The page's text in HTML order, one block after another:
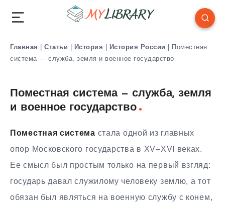
Главная | Статьи | История | История России | Поместная
система — служба, земля и военное государство
Поместная система — служба, земля
и военное государство
Поместная система стала одной из главных
опор Московского государства в XV–XVI веках.
Ее смысл был простым только на первый взгляд:
государь давал служилому человеку землю, а тот
обязан был являться на военную службу с конем,